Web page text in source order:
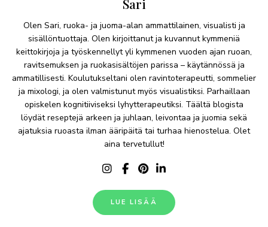
Olen Sari, ruoka- ja juoma-alan ammattilainen, visualisti ja
sisällöntuottaja. Olen kirjoittanut ja kuvannut kymmeniä
keittokirjoja ja työskennellyt yli kymmenen vuoden ajan ruoan,
ravitsemuksen ja ruokasisältöjen parissa – käytännössä ja
ammatillisesti. Koulutukseltani olen ravintoterapeutti, sommelier
ja mixologi, ja olen valmistunut myös visualistiksi. Parhaillaan
opiskelen kognitiiviseksi lyhytterapeutiksi. Täältä blogista
löydät reseptejä arkeen ja juhlaan, leivontaa ja juomia sekä
ajatuksia ruoasta ilman ääripäitä tai turhaa hienostelua. Olet
aina tervetullut!
LUE LISÄÄ